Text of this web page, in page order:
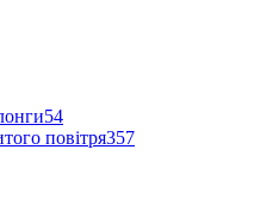
54
повітря357